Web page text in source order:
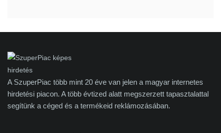
A SzuperPiac több mint 20 éve van jelen a magyar internetes
hirdetési piacon. A több évtized alatt megszerzett tapasztalattal
segítünk a céged és a termékeid reklámozásában.